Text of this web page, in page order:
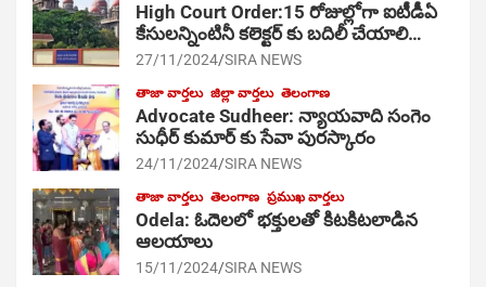
High Court Order:15 రోజుల్లోగా ఐటీడీఏ
కేసులన్నింటినీ కలెక్టర్ కు బదిలీ చేయాలి…
27/11/2024 SIRA NEWS
తాజా వార్తలు జిల్లా వార్తలు తెలంగాణ
Advocate Sudheer: న్యాయవాది సంగెం
సుధీర్ కుమార్ కు సేవా పురస్కారం
24/11/2024 SIRA NEWS
తాజా వార్తలు తెలంగాణ ప్రముఖ వార్తలు
Odela: ఓదెల‌లో భక్తులతో కిటకిటలాడిన
ఆల‌యాలు
15/11/2024 SIRA NEWS